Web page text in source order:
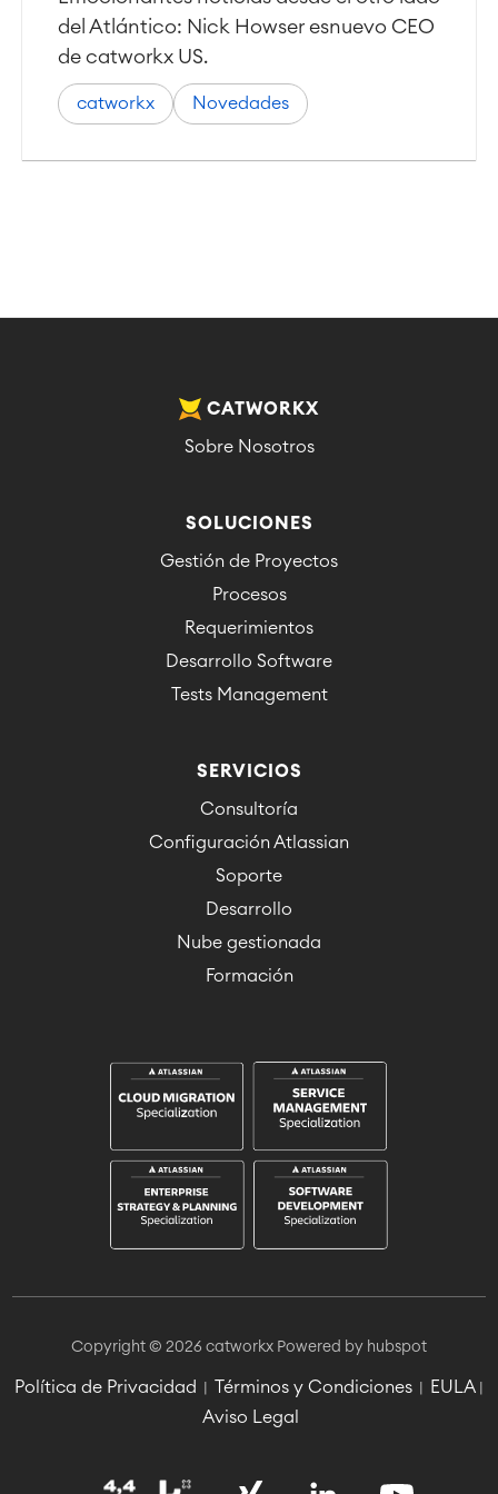
Atlassian Backup & Restore
del Atlántico: Nick Howser esnuevo CEO
de catworkx US.
catworkx Novedades
CATWORKX
Sobre Nosotros
SOLUCIONES
Gestión de Proyectos
Procesos
Requerimientos
Desarrollo Software
Tests Management
SERVICIOS
Consultoría
Configuración Atlassian
Soporte
Desarrollo
Nube gestionada
Formación
Copyright © 2026 catworkx Powered by hubspot
Política de Privacidad Términos y Condiciones EULA
Aviso Legal